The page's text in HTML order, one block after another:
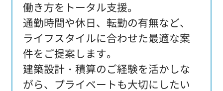
働き方をトータル支援。
通勤時間や休日、転勤の有無など、
ライフスタイルに合わせた最適な案
件をご提案します。
建築設計・積算のご経験を活かしな
がら、プライベートも大切にしたい